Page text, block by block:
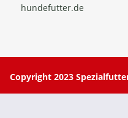
hundefutter.de
Copyright 2023